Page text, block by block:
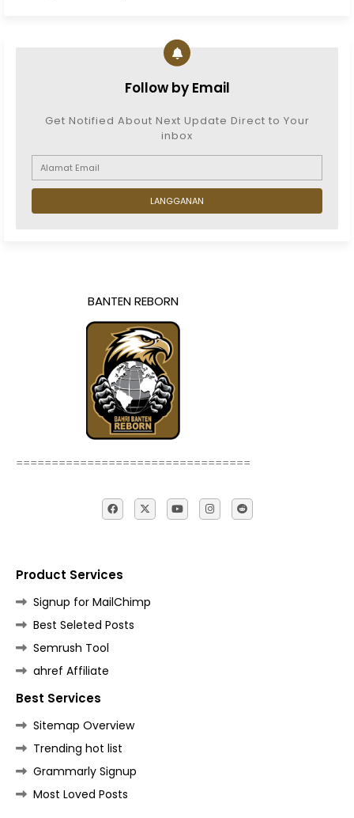
Follow by Email
Get Notified About Next Update Direct to Your
inbox
BANTEN REBORN
=================================
Product Services
Signup for MailChimp
Best Seleted Posts
Semrush Tool
ahref Affiliate
Best Services
Sitemap Overview
Trending hot list
Grammarly Signup
Most Loved Posts